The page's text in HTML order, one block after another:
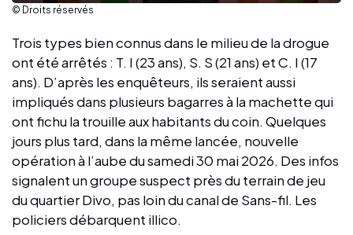
© Droits réservés
Trois types bien connus dans le milieu de la drogue
ont été arrêtés : T. I (23 ans), S. S (21 ans) et C. I (17
ans). D’après les enquêteurs, ils seraient aussi
impliqués dans plusieurs bagarres à la machette qui
ont fichu la trouille aux habitants du coin. Quelques
jours plus tard, dans la même lancée, nouvelle
opération à l’aube du samedi 30 mai 2026. Des infos
signalent un groupe suspect près du terrain de jeu
du quartier Divo, pas loin du canal de Sans-fil. Les
policiers débarquent illico.